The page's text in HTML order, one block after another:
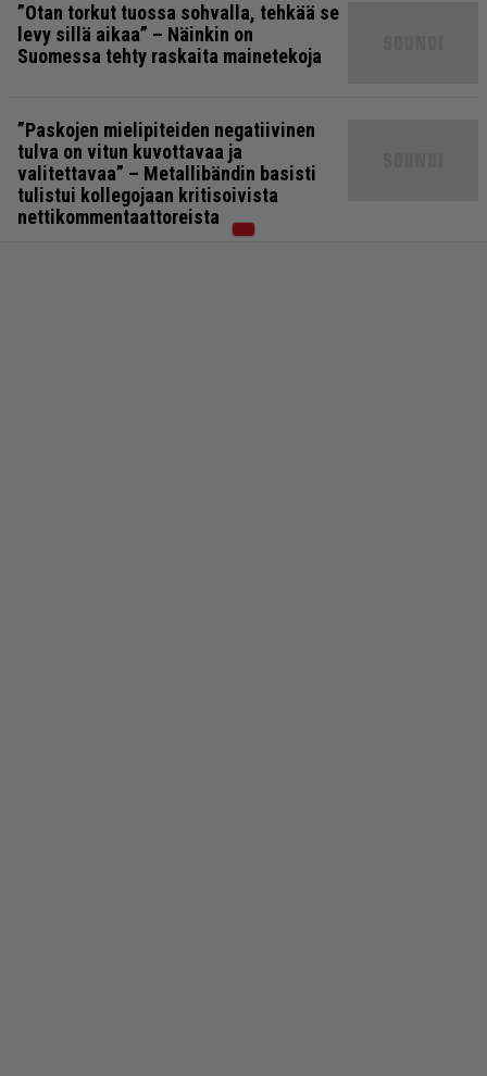
”Otan torkut tuossa sohvalla, tehkää se
levy sillä aikaa” – Näinkin on
Suomessa tehty raskaita mainetekoja
”Paskojen mielipiteiden negatiivinen
tulva on vitun kuvottavaa ja
valitettavaa” – Metallibändin basisti
tulistui kollegojaan kritisoivista
nettikommentaattoreista